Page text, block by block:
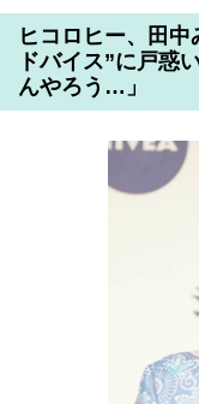
ヒコロヒー、田
ドバイス”に戸惑
んやろう…」